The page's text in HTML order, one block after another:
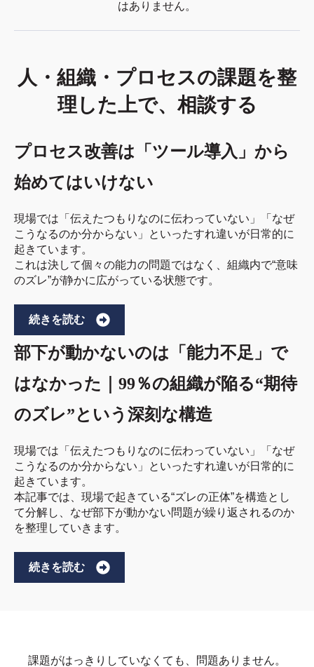
はありません。
人・組織・プロセスの課題を整
理した上で、相談する
プロセス改善は「ツール導入」から
始めてはいけない
現場では「伝えたつもりなのに伝わっていない」「なぜ
こうなるのか分からない」といったすれ違いが日常的に
起きています。
これは決して個々の能力の問題ではなく、組織内で“意味
のズレ”が静かに広がっている状態です。
続きを読む
部下が動かないのは「能力不足」で
はなかった｜99％の組織が陥る“期待
のズレ”という深刻な構造
現場では「伝えたつもりなのに伝わっていない」「なぜ
こうなるのか分からない」といったすれ違いが日常的に
起きています。
本記事では、現場で起きている“ズレの正体”を構造とし
て分解し、なぜ部下が動かない問題が繰り返されるのか
を整理していきます。
続きを読む
課題がはっきりしていなくても、問題ありません。